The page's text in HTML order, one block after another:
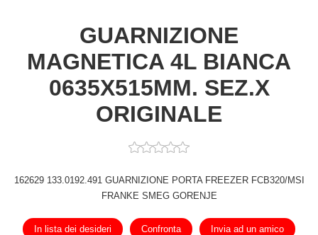
GUARNIZIONE
MAGNETICA 4L BIANCA
0635X515MM. SEZ.X
ORIGINALE
162629 133.0192.491 GUARNIZIONE PORTA FREEZER FCB320/MSI
FRANKE SMEG GORENJE
In lista dei desideri Confronta Invia ad un amico